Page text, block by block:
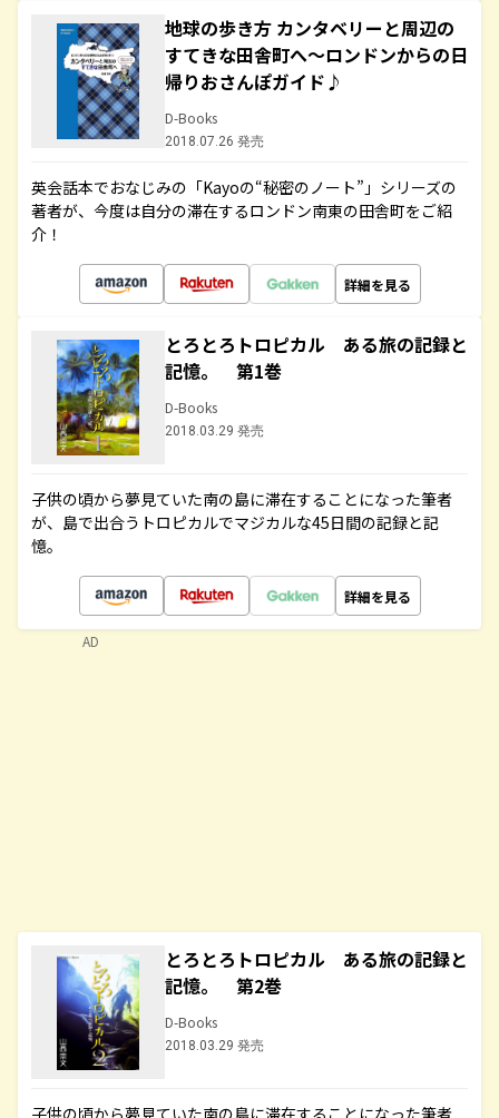
地球の歩き方 カンタベリーと周辺の
すてきな田舎町へ～ロンドンからの日
帰りおさんぽガイド♪
D-Books
2018.07.26 発売
英会話本でおなじみの「Kayoの“秘密のノート”」シリーズの
著者が、今度は自分の滞在するロンドン南東の田舎町をご紹
介！
詳細を見る
とろとろトロピカル ある旅の記録と
記憶。 第1巻
D-Books
2018.03.29 発売
子供の頃から夢見ていた南の島に滞在することになった筆者
が、島で出合うトロピカルでマジカルな45日間の記録と記
憶。
詳細を見る
とろとろトロピカル ある旅の記録と
記憶。 第2巻
D-Books
2018.03.29 発売
子供の頃から夢見ていた南の島に滞在することになった筆者
AD